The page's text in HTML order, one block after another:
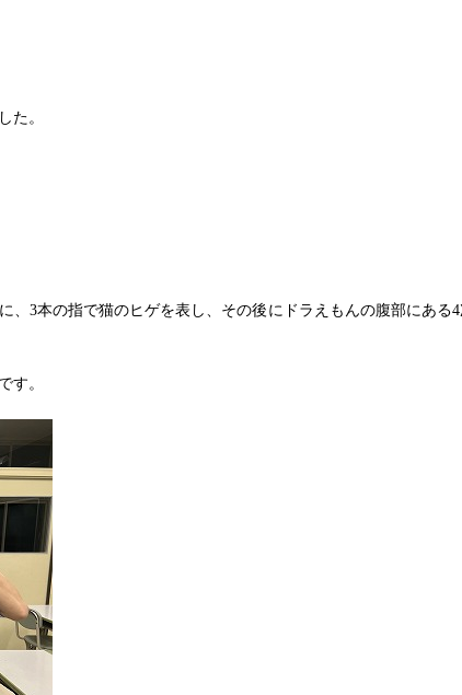
た。
、3本の指で猫のヒゲを表し、その後にドラえもんの腹部にある
す。